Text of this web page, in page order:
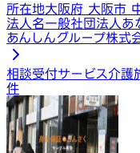
所在地大阪府 大阪市
法人名一般社団法人あ
あんしんグループ株式
相談受付サービス介護
件